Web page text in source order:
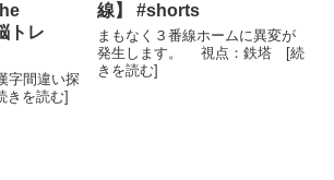
トレ
字間違い探
きを読む]
線】 #shorts
まもなく３番線ホームに異変が
発生します。 視点：鉄塔 [続
きを読む]